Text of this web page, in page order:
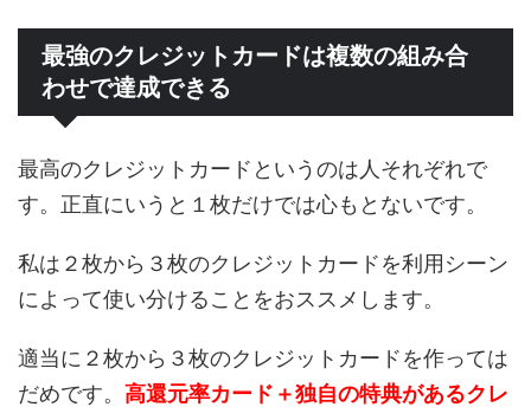
最強のクレジットカードは複数の組み合
わせで達成できる
最高のクレジットカードというのは人それぞれで
す。正直にいうと１枚だけでは心もとないです。
私は２枚から３枚のクレジットカードを利用シーン
によって使い分けることをおススメします。
適当に２枚から３枚のクレジットカードを作っては
だめです。 高還元率カード＋独自の特典があるクレ